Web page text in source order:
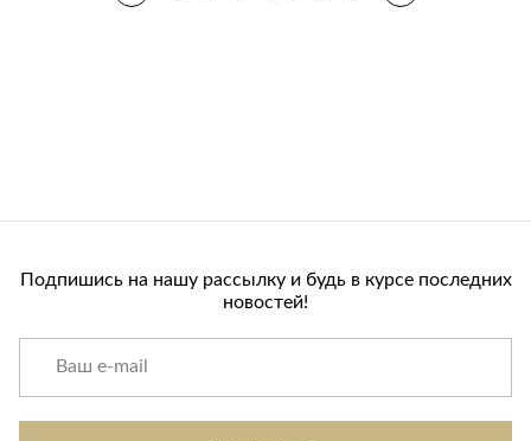
Подпишись на нашу рассылку и будь в курсе последних
новостей!